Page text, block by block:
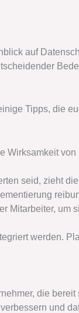
auf
Tipps, die
Wirksamkeit
seid, zieht
Mitarbeiter, um
werden.
die bereit
und